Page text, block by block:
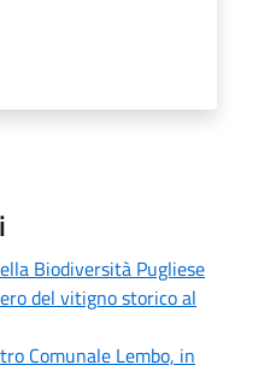
Biodiversità Pugliese
del vitigno storico al
Comunale Lembo, in